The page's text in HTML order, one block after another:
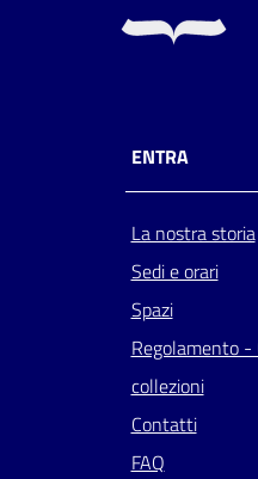
ENTRA
La nostra storia
Sedi e orari
Spazi
Regolamento -
collezioni
Contatti
FAQ